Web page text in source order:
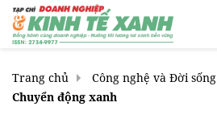
Trang chủ
Công nghệ và Đời sống
Chuyển động xanh